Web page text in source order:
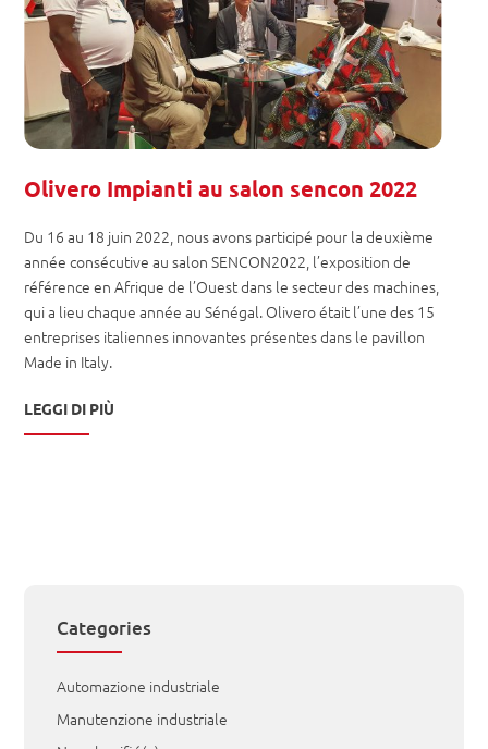
Olivero Impianti au salon sencon 2022
Du 16 au 18 juin 2022, nous avons participé pour la deuxième
année consécutive au salon SENCON2022, l’exposition de
référence en Afrique de l’Ouest dans le secteur des machines,
qui a lieu chaque année au Sénégal. Olivero était l’une des 15
entreprises italiennes innovantes présentes dans le pavillon
Made in Italy.
LEGGI DI PIÙ
Categories
Automazione industriale
Manutenzione industriale